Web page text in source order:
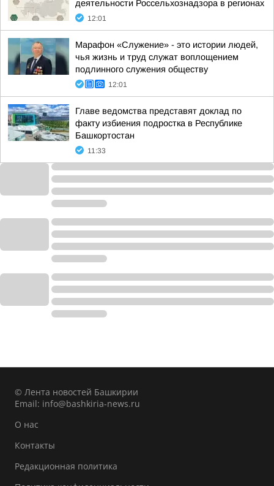
деятельности Россельхознадзора в регионах
12:01
Марафон «Служение» - это истории людей,
чья жизнь и труд служат воплощением
подлинного служения обществу
12:01
Главе ведомства представят доклад по
факту избиения подростка в Республике
Башкортостан
11:33
© Лента новостей Башкирии
Email: info@bashkiria-news.ru
О нас
Контакты
Редакционная политика